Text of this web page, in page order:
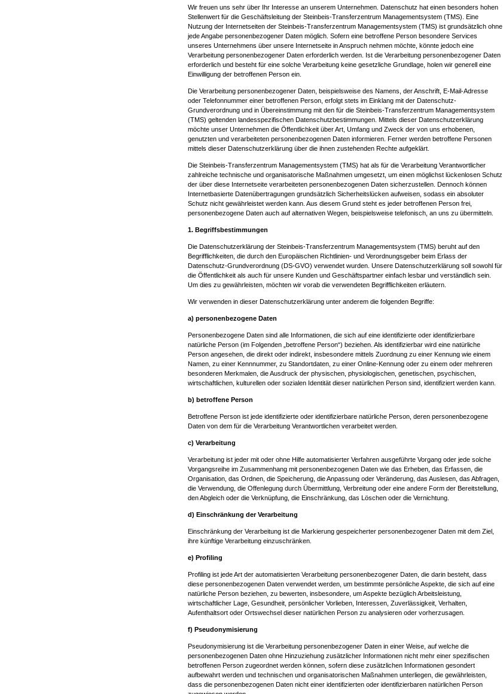
Wir freuen uns sehr über Ihr Interesse an unserem Unternehmen. Datenschutz hat einen besonders hohen
Stellenwert für die Geschäftsleitung der Steinbeis-Transferzentrum Managementsystem (TMS). Eine
Nutzung der Internetseiten der Steinbeis-Transferzentrum Managementsystem (TMS) ist grundsätzlich ohne
jede Angabe personenbezogener Daten möglich. Sofern eine betroffene Person besondere Services
unseres Unternehmens über unsere Internetseite in Anspruch nehmen möchte, könnte jedoch eine
Verarbeitung personenbezogener Daten erforderlich werden. Ist die Verarbeitung personenbezogener Daten
erforderlich und besteht für eine solche Verarbeitung keine gesetzliche Grundlage, holen wir generell eine
Einwilligung der betroffenen Person ein.
Die Verarbeitung personenbezogener Daten, beispielsweise des Namens, der Anschrift, E-Mail-Adresse
oder Telefonnummer einer betroffenen Person, erfolgt stets im Einklang mit der Datenschutz-
Grundverordnung und in Übereinstimmung mit den für die Steinbeis-Transferzentrum Managementsystem
(TMS) geltenden landesspezifischen Datenschutzbestimmungen. Mittels dieser Datenschutzerklärung
möchte unser Unternehmen die Öffentlichkeit über Art, Umfang und Zweck der von uns erhobenen,
genutzten und verarbeiteten personenbezogenen Daten informieren. Ferner werden betroffene Personen
mittels dieser Datenschutzerklärung über die ihnen zustehenden Rechte aufgeklärt.
Die Steinbeis-Transferzentrum Managementsystem (TMS) hat als für die Verarbeitung Verantwortlicher
zahlreiche technische und organisatorische Maßnahmen umgesetzt, um einen möglichst lückenlosen Schutz
der über diese Internetseite verarbeiteten personenbezogenen Daten sicherzustellen. Dennoch können
Internetbasierte Datenübertragungen grundsätzlich Sicherheitslücken aufweisen, sodass ein absoluter
Schutz nicht gewährleistet werden kann. Aus diesem Grund steht es jeder betroffenen Person frei,
personenbezogene Daten auch auf alternativen Wegen, beispielsweise telefonisch, an uns zu übermitteln.
1. Begriffsbestimmungen
Die Datenschutzerklärung der Steinbeis-Transferzentrum Managementsystem (TMS) beruht auf den
Begrifflichkeiten, die durch den Europäischen Richtlinien- und Verordnungsgeber beim Erlass der
Datenschutz-Grundverordnung (DS-GVO) verwendet wurden. Unsere Datenschutzerklärung soll sowohl für
die Öffentlichkeit als auch für unsere Kunden und Geschäftspartner einfach lesbar und verständlich sein.
Um dies zu gewährleisten, möchten wir vorab die verwendeten Begrifflichkeiten erläutern.
Wir verwenden in dieser Datenschutzerklärung unter anderem die folgenden Begriffe:
a) personenbezogene Daten
Personenbezogene Daten sind alle Informationen, die sich auf eine identifizierte oder identifizierbare
natürliche Person (im Folgenden „betroffene Person“) beziehen. Als identifizierbar wird eine natürliche
Person angesehen, die direkt oder indirekt, insbesondere mittels Zuordnung zu einer Kennung wie einem
Namen, zu einer Kennnummer, zu Standortdaten, zu einer Online-Kennung oder zu einem oder mehreren
besonderen Merkmalen, die Ausdruck der physischen, physiologischen, genetischen, psychischen,
wirtschaftlichen, kulturellen oder sozialen Identität dieser natürlichen Person sind, identifiziert werden kann.
b) betroffene Person
Betroffene Person ist jede identifizierte oder identifizierbare natürliche Person, deren personenbezogene
Daten von dem für die Verarbeitung Verantwortlichen verarbeitet werden.
c) Verarbeitung
Verarbeitung ist jeder mit oder ohne Hilfe automatisierter Verfahren ausgeführte Vorgang oder jede solche
Vorgangsreihe im Zusammenhang mit personenbezogenen Daten wie das Erheben, das Erfassen, die
Organisation, das Ordnen, die Speicherung, die Anpassung oder Veränderung, das Auslesen, das Abfragen,
die Verwendung, die Offenlegung durch Übermittlung, Verbreitung oder eine andere Form der Bereitstellung,
den Abgleich oder die Verknüpfung, die Einschränkung, das Löschen oder die Vernichtung.
d) Einschränkung der Verarbeitung
Einschränkung der Verarbeitung ist die Markierung gespeicherter personenbezogener Daten mit dem Ziel,
ihre künftige Verarbeitung einzuschränken.
e) Profiling
Profiling ist jede Art der automatisierten Verarbeitung personenbezogener Daten, die darin besteht, dass
diese personenbezogenen Daten verwendet werden, um bestimmte persönliche Aspekte, die sich auf eine
natürliche Person beziehen, zu bewerten, insbesondere, um Aspekte bezüglich Arbeitsleistung,
wirtschaftlicher Lage, Gesundheit, persönlicher Vorlieben, Interessen, Zuverlässigkeit, Verhalten,
Aufenthaltsort oder Ortswechsel dieser natürlichen Person zu analysieren oder vorherzusagen.
f) Pseudonymisierung
Pseudonymisierung ist die Verarbeitung personenbezogener Daten in einer Weise, auf welche die
personenbezogenen Daten ohne Hinzuziehung zusätzlicher Informationen nicht mehr einer spezifischen
betroffenen Person zugeordnet werden können, sofern diese zusätzlichen Informationen gesondert
aufbewahrt werden und technischen und organisatorischen Maßnahmen unterliegen, die gewährleisten,
dass die personenbezogenen Daten nicht einer identifizierten oder identifizierbaren natürlichen Person